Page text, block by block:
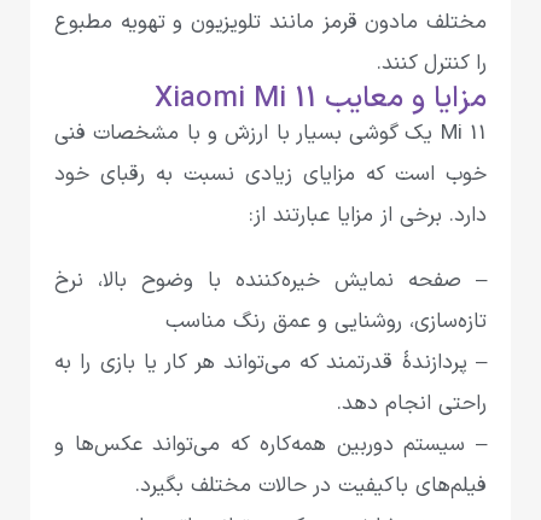
مختلف مادون قرمز مانند تلویزیون و تهویه مطبوع
را کنترل کنند.
مزایا و معایب Xiaomi Mi 11
Mi 11 یک گوشی بسیار با ارزش و با مشخصات فنی
خوب است که مزایای زیادی نسبت به رقبای خود
دارد. برخی از مزایا عبارتند از:
– صفحه نمایش خیره‌کننده با وضوح بالا، نرخ
تازه‌سازی، روشنایی و عمق رنگ مناسب
– پردازندهٔ قدرتمند که می‌تواند هر کار یا بازی را به
راحتی انجام دهد.
– سیستم دوربین همه‌کاره که می‌تواند عکس‌ها و
فیلم‌های باکیفیت در حالات مختلف بگیرد.